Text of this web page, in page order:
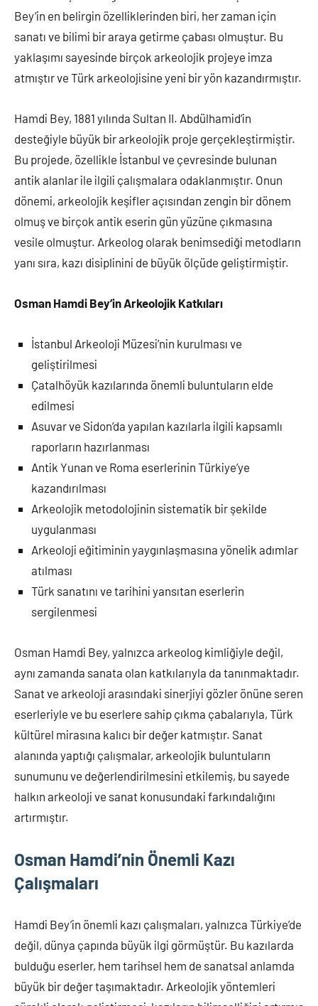
Bey’in en belirgin özelliklerinden biri, her zaman için
sanatı ve bilimi bir araya getirme çabası olmuştur. Bu
yaklaşımı sayesinde birçok arkeolojik projeye imza
atmıştır ve Türk arkeolojisine yeni bir yön kazandırmıştır.
Hamdi Bey, 1881 yılında Sultan II. Abdülhamid’in
desteğiyle büyük bir arkeolojik proje gerçekleştirmiştir.
Bu projede, özellikle İstanbul ve çevresinde bulunan
antik alanlar ile ilgili çalışmalara odaklanmıştır. Onun
dönemi, arkeolojik keşifler açısından zengin bir dönem
olmuş ve birçok antik eserin gün yüzüne çıkmasına
vesile olmuştur. Arkeolog olarak benimsediği metodların
yanı sıra, kazı disiplinini de büyük ölçüde geliştirmiştir.
Osman Hamdi Bey’in Arkeolojik Katkıları
İstanbul Arkeoloji Müzesi’nin kurulması ve
geliştirilmesi
Çatalhöyük kazılarında önemli buluntuların elde
edilmesi
Asuvar ve Sidon’da yapılan kazılarla ilgili kapsamlı
raporların hazırlanması
Antik Yunan ve Roma eserlerinin Türkiye’ye
kazandırılması
Arkeolojik metodolojinin sistematik bir şekilde
uygulanması
Arkeoloji eğitiminin yaygınlaşmasına yönelik adımlar
atılması
Türk sanatını ve tarihini yansıtan eserlerin
sergilenmesi
Osman Hamdi Bey, yalnızca arkeolog kimliğiyle değil,
aynı zamanda sanata olan katkılarıyla da tanınmaktadır.
Sanat ve arkeoloji arasındaki sinerjiyi gözler önüne seren
eserleriyle ve bu eserlere sahip çıkma çabalarıyla, Türk
kültürel mirasına kalıcı bir değer katmıştır. Sanat
alanında yaptığı çalışmalar, arkeolojik buluntuların
sunumunu ve değerlendirilmesini etkilemiş, bu sayede
halkın arkeoloji ve sanat konusundaki farkındalığını
artırmıştır.
Osman Hamdi’nin Önemli Kazı
Çalışmaları
Hamdi Bey’in önemli kazı çalışmaları, yalnızca Türkiye’de
değil, dünya çapında büyük ilgi görmüştür. Bu kazılarda
bulduğu eserler, hem tarihsel hem de sanatsal anlamda
büyük bir değer taşımaktadır. Arkeolojik yöntemleri